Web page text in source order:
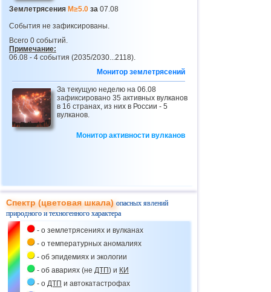
28 Эквадор
29 о.Виргинии (США)
30 Новая Зеландия
2
Сальвадор 2,7...2,9
33 Италия 2,9
34 Австралия
2,5 1
38 Черногория 2,5 1
Землетрясения M≥5.0 за 07.08
События не зафиксированы.
Всего 0 событий.
Примечание:
06.08 - 4 события (2035/2030...2118).
Монитор землетрясений
За текущую неделю на 06.08
зафиксировано 35 активных вулканов
в 16 странах, из них в России - 5
вулканов.
Монитор активности вулканов
Спектр (цветовая шкала)опасных явлений
природного и техногенного характера
- о землетрясениях и вулканах
- о температурных аномалиях
- об эпидемиях и экологии
- об авариях (не ДТП) и КИ
- о ДТП и автокатастрофах